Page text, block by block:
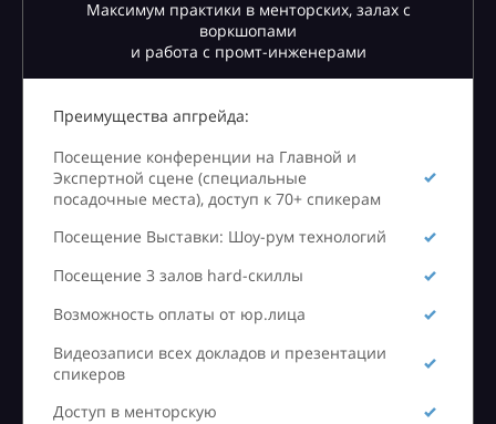
Максимум практики в менторских, залах с
воркшопами
и работа с промт-инженерами
Преимущества апгрейда:
Посещение конференции на Главной и
Экспертной сцене (специальные
посадочные места), доступ к 70+ спикерам
Посещение Выставки: Шоу-рум технологий
Посещение 3 залов hard-скиллы
Возможность оплаты от юр.лица
Видеозаписи всех докладов и презентации
спикеров
Доступ в менторскую